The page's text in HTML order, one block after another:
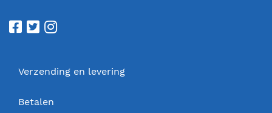
Verzending en levering
Betalen